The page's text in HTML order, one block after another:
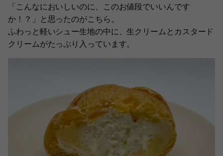
「こんなにおいしいのに、このお値段でいいんです
か！？」と思ったのがこちら。
ふわっと軽いシュー生地の中に、生クリームとカスタード
クリームがたっぷり入っています。